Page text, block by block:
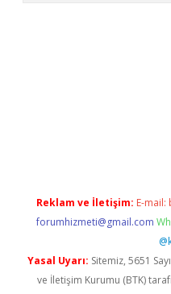
Reklam ve İletişim: E-mail:
forumhizmeti@gmail.com
Yasal Uyarı: Sitemiz, 5651
ve İletişim Kurumu (BTK)